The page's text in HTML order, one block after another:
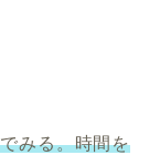
みる。時間を